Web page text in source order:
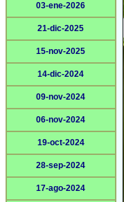
03-ene-2026
21-dic-2025
15-nov-2025
14-dic-2024
09-nov-2024
06-nov-2024
19-oct-2024
28-sep-2024
17-ago-2024